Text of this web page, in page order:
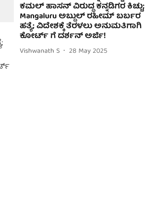
ಕಮಲ್ ಹಾಸನ್ ವಿರುದ್ಧ ಕನ್ನಡಿಗರ ಕಿಚ್ಚು;
Mangaluru ಅಬ್ದುಲ್ ರಹೀಮ್ ಬರ್ಬರ
ಹತ್ಯೆ; ವಿದೇಶಕ್ಕೆ ತೆರಳಲು ಅನುಮತಿಗಾಗಿ
ಕೋರ್ಟ್ ಗೆ ದರ್ಶನ್ ಅರ್ಜಿ!
Vishwanath S 28 May 2025